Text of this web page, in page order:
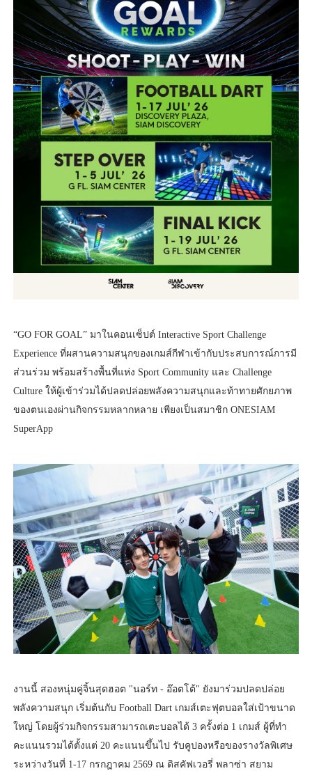
“GO FOR GOAL” มาในคอนเซ็ปต์ Interactive Sport Challenge
Experience ที่ผสานความสนุกของเกมส์กีฬาเข้ากับประสบการณ์การมี
ส่วนร่วม พร้อมสร้างพื้นที่แห่ง Sport Community และ Challenge
Culture ให้ผู้เข้าร่วมได้ปลดปล่อยพลังความสนุกและท้าทายศักยภาพ
ของตนเองผ่านกิจกรรมหลากหลาย เพียงเป็นสมาชิก ONESIAM
SuperApp
งานนี้ สองหนุ่มคู่จิ้นสุดฮอต "นอร์ท - อ๊อตโต้" ยังมาร่วมปลดปล่อย
พลังความสนุก เริ่มต้นกับ Football Dart เกมส์เตะฟุตบอลใส่เป้าขนาด
ใหญ่ โดยผู้ร่วมกิจกรรมสามารถเตะบอลได้ 3 ครั้งต่อ 1 เกมส์ ผู้ที่ทำ
คะแนนรวมได้ตั้งแต่ 20 คะแนนขึ้นไป รับคูปองหรือของรางวัลพิเศษ
ระหว่างวันที่ 1-17 กรกฎาคม 2569 ณ ดิสคัฟเวอรี่ พลาซ่า สยาม